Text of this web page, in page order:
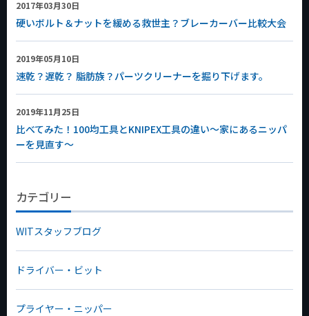
2017年03月30日
硬いボルト＆ナットを緩める救世主？ブレーカーバー比較大会
2019年05月10日
速乾？遅乾？ 脂肪族？パーツクリーナーを掘り下げます。
2019年11月25日
比べてみた！100均工具とKNIPEX工具の違い～家にあるニッパ
ーを見直す～
カテゴリー
WITスタッフブログ
ドライバー・ビット
プライヤー・ニッパー